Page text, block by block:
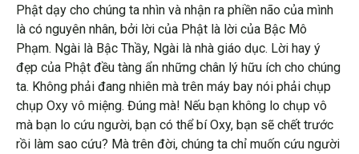
Phật dạy cho chúng ta nhìn và nhận ra phiền não của mình
là có nguyên nhân, bởi lời của Phật là lời của Bậc Mô
Phạm. Ngài là Bậc Thầy, Ngài là nhà giáo dục. Lời hay ý
đẹp của Phật đều tàng ẩn những chân lý hữu ích cho chúng
ta. Không phải đang nhiên mà trên máy bay nói phải chụp
chụp Oxy vô miệng. Đúng mà! Nếu bạn không lo chụp vô
mà bạn lo cứu người, bạn có thể bí Oxy, bạn sẽ chết trước
rồi làm sao cứu? Mà trên đời, chúng ta chỉ muốn cứu người